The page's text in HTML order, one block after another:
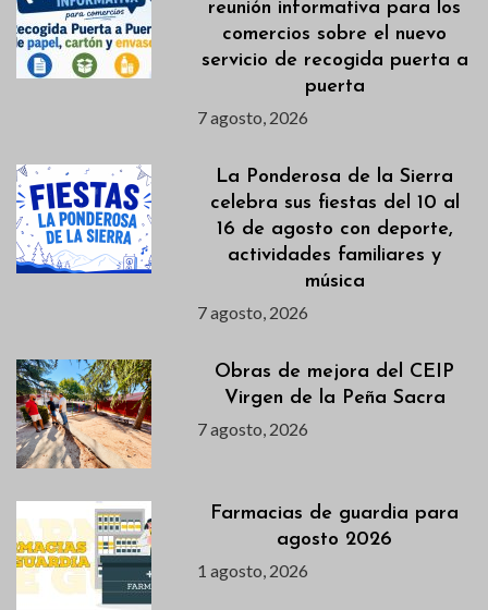
reunión informativa para los
comercios sobre el nuevo
servicio de recogida puerta a
puerta
7 agosto, 2026
La Ponderosa de la Sierra
celebra sus fiestas del 10 al
16 de agosto con deporte,
actividades familiares y
música
7 agosto, 2026
Obras de mejora del CEIP
Virgen de la Peña Sacra
7 agosto, 2026
Farmacias de guardia para
agosto 2026
1 agosto, 2026